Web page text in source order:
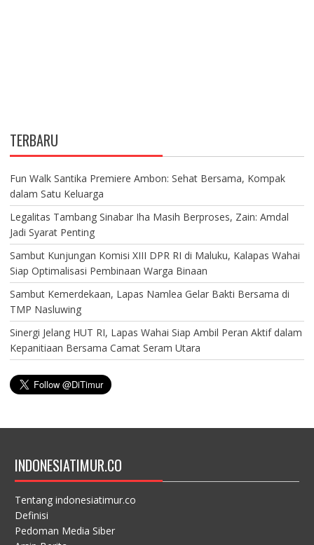
TERBARU
Fun Walk Santika Premiere Ambon: Sehat Bersama, Kompak
dalam Satu Keluarga
Legalitas Tambang Sinabar Iha Masih Berproses, Zain: Amdal
Jadi Syarat Penting
Sambut Kunjungan Komisi XIII DPR RI di Maluku, Kalapas Wahai
Siap Optimalisasi Pembinaan Warga Binaan
Sambut Kemerdekaan, Lapas Namlea Gelar Bakti Bersama di
TMP Nasluwing
Sinergi Jelang HUT RI, Lapas Wahai Siap Ambil Peran Aktif dalam
Kepanitiaan Bersama Camat Seram Utara
INDONESIATIMUR.CO
Tentang indonesiatimur.co
Definisi
Pedoman Media Siber